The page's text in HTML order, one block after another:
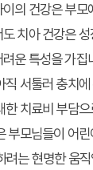
의 건강은 부모
치아 건강은
운 특성을 가집
직 서툴러 충치
한 치료비 부담
부모님들이 어
려는 현명한 움